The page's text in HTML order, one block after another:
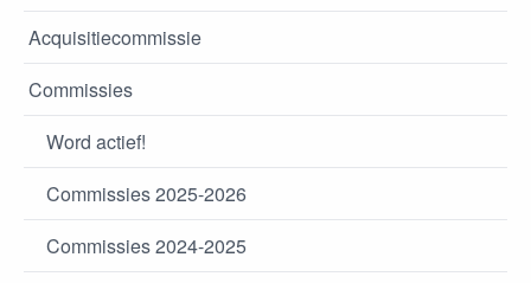
Acquisitiecommissie
Commissies
Word actief!
Commissies 2025-2026
Commissies 2024-2025